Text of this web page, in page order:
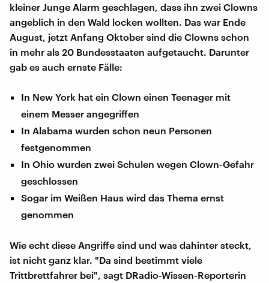
kleiner Junge Alarm geschlagen, dass ihn zwei Clowns
angeblich in den Wald locken wollten. Das war Ende
August, jetzt Anfang Oktober sind die Clowns schon
in mehr als 20 Bundesstaaten aufgetaucht. Darunter
gab es auch ernste Fälle:
In New York hat ein Clown einen Teenager mit
einem Messer angegriffen
In Alabama wurden schon neun Personen
festgenommen
In Ohio wurden zwei Schulen wegen Clown-Gefahr
geschlossen
Sogar im Weißen Haus wird das Thema ernst
genommen
Wie echt diese Angriffe sind und was dahinter steckt,
ist nicht ganz klar. "Da sind bestimmt viele
Trittbrettfahrer bei", sagt DRadio-Wissen-Reporterin